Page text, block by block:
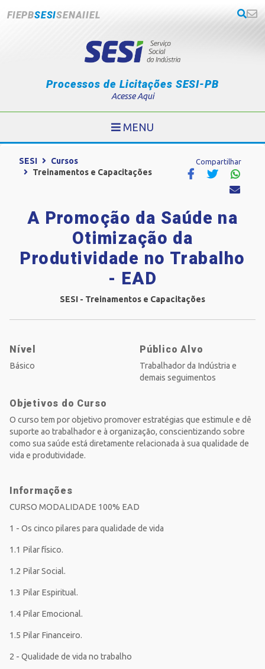
FIEPBSESISENAIIEL
Processos de Licitações SESI-PB
Acesse Aqui
MENU
SESI
Cursos
Treinamentos e Capacitações
Compartilhar
A Promoção da Saúde na
Otimização da
Produtividade no Trabalho
- EAD
SESI - Treinamentos e Capacitações
Nível
Básico
Público Alvo
Trabalhador da Indústria e
demais seguimentos
Objetivos do Curso
O curso tem por objetivo promover estratégias que estimule e dê
suporte ao trabalhador e à organização, conscientizando sobre
como sua saúde está diretamente relacionada à sua qualidade de
vida e produtividade.
Informações
CURSO MODALIDADE 100% EAD
1 - Os cinco pilares para qualidade de vida
1.1 Pilar físico.
1.2 Pilar Social.
1.3 Pilar Espiritual.
1.4 Pilar Emocional.
1.5 Pilar Financeiro.
2 - Qualidade de vida no trabalho